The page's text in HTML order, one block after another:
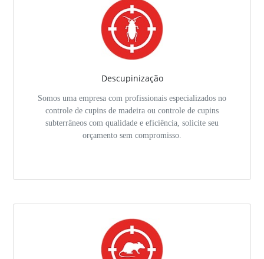
Descupinização
Somos uma empresa com profissionais especializados no
controle de cupins de madeira ou controle de cupins
subterrâneos com qualidade e eficiência, solicite seu
orçamento sem compromisso.